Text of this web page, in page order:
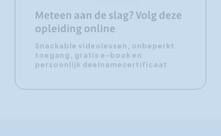
Meteen aan de slag? Volg deze
opleiding online
Snackable videolessen, onbeperkt
toegang, gratis e-book en
persoonlijk deelnamecertificaat